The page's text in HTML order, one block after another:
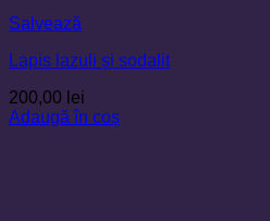
Salvează
Lapis lazuli și sodalit
200,00 lei
Adaugă în coș